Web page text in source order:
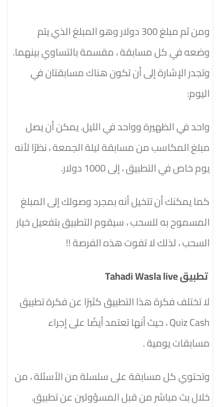
ومن ثم مبلغ 300 دولار وهو المبلغ الذي يتم
وضعه في كل مسابقة ، مقسمة بالتساوي بينهما.
وتجدر الإشارة إلى أن تكون هناك مسابقتان في
اليوم:
واحد في الظهيرة وواحد في الليل. يمكن أن يصل
مبلغ المكاسب من مسابقة ليلة الجمعة ، نظرًا لأنه
يوم خاص في التطبيق ، إلى 1000 دولار.
كما يمكنك أن تتخيل أنه بمجرد وصولك إلى المبلغ
المسموح به للسحب ، سيقوم التطبيق بتفعيل خيار
السحب ، لذلك لا تفوت هذه الفرصة !!
تطبيق Tahadi Wasla live
لا تختلف فكرة هذا التطبيق كثيرًا عن فكرة تطبيق
Quiz Cash ، حيث أنها تعتمد أيضًا على إجراء
مسابقات يومية .
وتحتوي كل مسابقة على سلسلة من الأسئلة ، من
خلال بث مباشر من قبل المسؤولين عن تطبيق.